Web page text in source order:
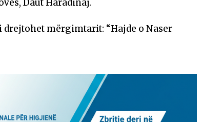
Daut Haradinaj.
mërgimtarit: “Hajde o Naser